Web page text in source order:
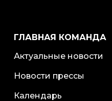
ГЛАВНАЯ КОМАНДА
Актуальные новости
Новости прессы
Календарь